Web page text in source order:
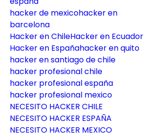
hacker de mexicohacker en
barcelona
Hacker en ChileHacker en Ecuador
Hacker en Españahacker en quito
hacker en santiago de chile
hacker profesional chile
hacker profesional españa
hacker profesional mexico
NECESITO HACKER CHILE
NECESITO HACKER ESPAÑA
NECESITO HACKER MEXICO